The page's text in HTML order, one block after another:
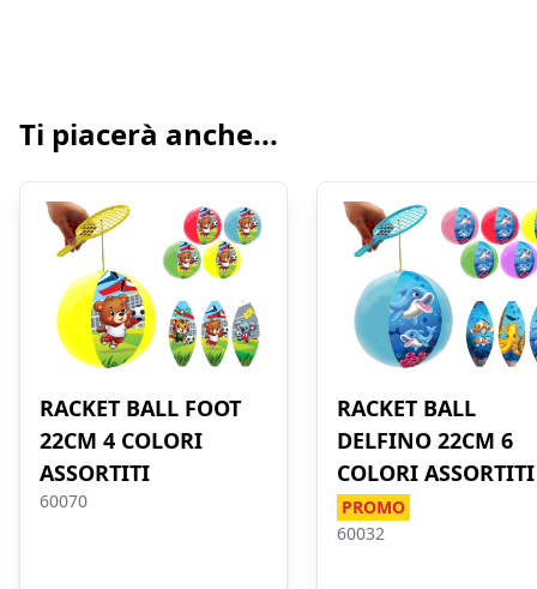
Ti piacerà anche...
RACKET BALL FOOT
22CM 4 COLORI
ASSORTITI
60070
RACKET BALL
DELFINO 22CM 6
COLORI ASSORTITI
PROMO
60032